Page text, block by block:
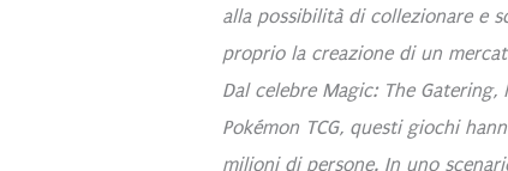
alla possibilità di collezionare e
proprio la creazione di un
Dal celebre Magic: The
Pokémon TCG, questi giochi
milioni di persone. In uno